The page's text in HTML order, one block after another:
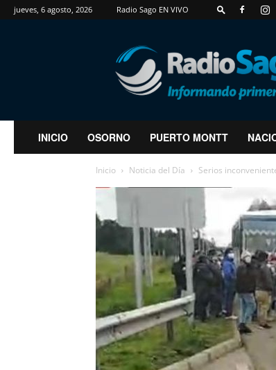
jueves, 6 agosto, 2026 Radio Sago EN VIVO
RadioSago
INICIO OSORNO PUERTO MONTT
Inicio Noticia del Día Serios